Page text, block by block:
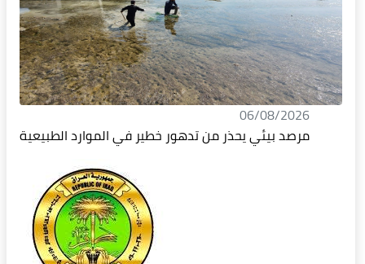
06/08/2026
مرصد بيئي يحذر من تدهور خطير في الموارد الطبيعية